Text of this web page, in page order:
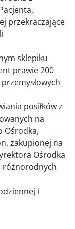
przekraczające
sklepiku
prawie 200
posiłków z
na
Ośrodka,
zakupionej na
Ośrodka
różnorodnych
i